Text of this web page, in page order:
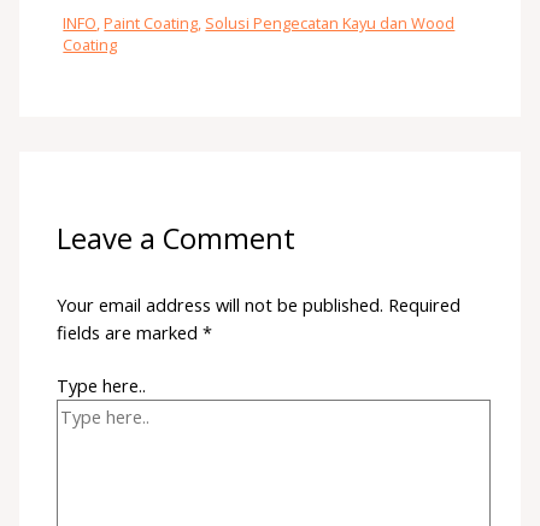
INFO,Paint Coating, Solusi Pengecatan Kayu dan Wood
Coating
Leave a Comment
Your email address will not be published. Required
fields are marked*
Type here..